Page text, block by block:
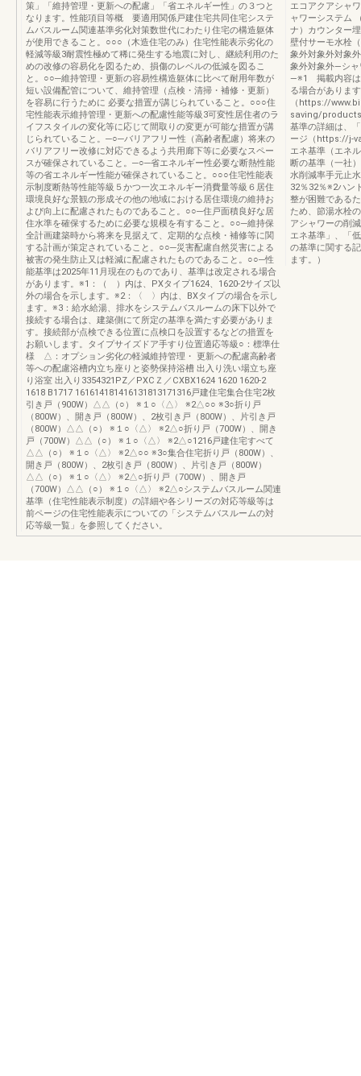
策」「維持管理・更新への配慮」「省エネルギー性」の３つと
なります。性能項目等概 要適用関係戸建住宅共同住宅システ
ムバスルーム関連基準劣化対策数世代にわたり住宅の構造躯体
が使用できること。○○○（木造住宅のみ）住宅性能表示劣化の
軽減等級3耐震性極めて稀に発生する地震に対し、継続利用のた
めの改修の容易化を図るため、損傷のレベルの低減を図るこ
と。○○─維持管理・更新の容易性構造躯体に比べて耐用年数が
短い設備配管について、維持管理（点検・清掃・補修・更新）
を容易に行うために 必要な措置が講じられていること。○○○住
宅性能表示維持管理・更新への配慮性能等級3可変性居住者のラ
イフスタイルの変化等に応じて間取りの変更が可能な措置が講
じられていること。─○─バリアフリー性（高齢者配慮）将来の
バリアフリー改修に対応できるよう共用廊下等に必要なスペー
スが確保されていること。─○─省エネルギー性必要な断熱性能
等の省エネルギー性能が確保されていること。○○○住宅性能表
示制度断熱等性能等級５かつ一次エネルギー消費量等級６居住
環境良好な景観の形成その他の地域における居住環境の維持お
よび向上に配慮されたものであること。○○─住戸面積良好な居
住水準を確保するために必要な規模を有すること。○○─維持保
全計画建築時から将来を見据えて、定期的な点検・補修等に関
する計画が策定されていること。○○─災害配慮自然災害による
被害の発生防止又は軽減に配慮されたものであること。○○─性
能基準は2025年11月現在のものであり、基準は改定される場合
があります。※1：（ ）内は、PXタイプ1624、1620-2サイズ以
外の場合を示します。※2：〈 〉内は、BXタイプの場合を示し
ます。※3：給水給湯、排水をシステムバスルームの床下以外で
接続する場合は、建築側にて所定の基準を満たす必要がありま
す。接続部が点検できる位置に点検口を設置するなどの措置を
お願いします。タイプサイズドア手すり位置適応等級○：標準仕
様 △：オプション劣化の軽減維持管理・ 更新への配慮高齢者
等への配慮浴槽内立ち座りと姿勢保持浴槽 出入り洗い場立ち座
り浴室 出入り3354321PZ／PXCＺ／CXBX1624 1620 1620-2
1618 B1717 161614181416131813171316戸建住宅集合住宅2枚
引き戸（900W）△△（○） ※１○〈△〉 ※2△○○ ※3○折り戸
（800W）、開き戸（800W）、2枚引き戸（800W）、片引き戸
（800W）△△（○） ※１○〈△〉 ※2△○折り戸（700W）、開き
戸（700W）△△（○） ※１○〈△〉 ※2△○1216戸建住宅すべて
△△（○） ※１○〈△〉 ※2△○○ ※3○集合住宅折り戸（800W）、
開き戸（800W）、2枚引き戸（800W）、片引き戸（800W）
△△（○） ※１○〈△〉 ※2△○折り戸（700W）、開き戸
（700W）△△（○） ※１○〈△〉 ※2△○システムバスルーム関連
基準（住宅性能表示制度）の詳細や各シリーズの対応等級等は
前ページの住宅性能表示についての「システムバスルームの対
応等級一覧」を参照してください。
エコアクアシャ
ャワーシステム
ナ）カウンター
壁付サーモ水栓
象外対象外対象
象外対象外―シ
―※1 掲載内容は
る場合がありま
（https://
saving/
基準の詳細は、
ージ（https://j-
エネ基準（エネ
断の基準（一社
水削減率手元止
32％32％※2ハン
整が困難である
ため、節湯水栓
アシャワーの削
エネ基準」、「
の基準に関する
ます。）